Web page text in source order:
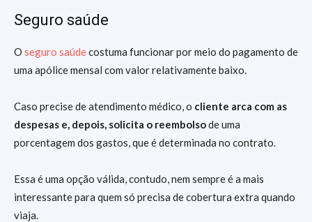
Seguro saúde
O seguro saúdecostuma funcionar por meio do pagamento de
uma apólice mensal com valor relativamente baixo.
Caso precise de atendimento médico, o cliente arca com as
despesas e, depois, solicita o reembolsode uma
porcentagem dos gastos, que é determinada no contrato.
Essa é uma opção válida, contudo, nem sempre é a mais
interessante para quem só precisa de cobertura extra quando
viaja.